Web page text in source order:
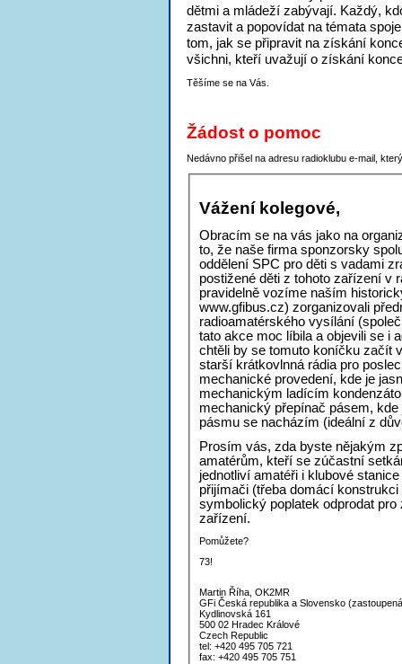
dětmi a mládeží zabývají. Každý,
zastavit a popovídat na témata
tom, jak se připravit na získání
všichni, kteří uvažují o získání
Těšíme se na Vás.
Žádost o pomoc
Nedávno přišel na adresu radioklubu e-mail,
Vážení kolegové,
Obracím se na vás jako na
to, že naše firma sponzorsky
oddělení SPC pro děti s vadami
postižené děti z tohoto zařízení v
pravidelně vozíme naším
www.gfibus.cz) zorganizovali
radioamatérského vysílání
tato akce moc líbila a objevili se i
chtěli by se tomuto koníčku začít
starší krátkovlnná rádia pro
mechanické provedení, kde je
mechanickým ladícím
mechanický přepínač pásem,
pásmu se nacházím (ideální z
Prosím vás, zda byste nějakým
amatérům, kteří se zúčastní
jednotliví amatéři i klubové
přijímači (třeba domácí
symbolický poplatek odprodat
zařízení.
Pomůžete?
73!
Martin Říha, OK2MR
GFi Česká republika a
Kydlinovská 161
500 02 Hradec Králové
Czech Republic
tel: +420 495 705 721
fax: +420 495 705 751